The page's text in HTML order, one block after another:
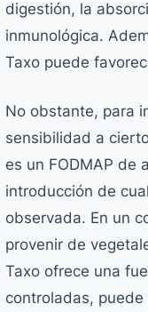
digestión, la
inmunológica.
Taxo puede
No obstante, para
sensibilidad a
es un FODMAP de
introducción de
observada. En un
provenir de
Taxo ofrece una
controladas,